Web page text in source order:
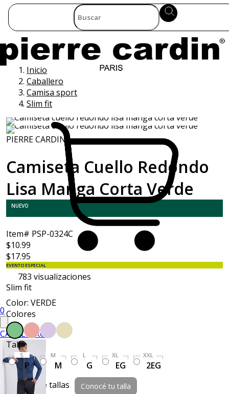
0
CABALLERO
Inicio
Caballero
Camisa sport
Slim fit
PIERRE CARDIN
Camiseta Cuello Redondo
Lisa Manga Corta Verde
NUEVO
Item# PSP-0324C
$10.99
$17.95
EVENTO ESPECIAL
783 visualizaciones
Slim fit
Color: VERDE
Colores
Talla:
S
P
M
M
L
G
XL
EG
XXL
2EG
Guía de tallas
Conocé tu talla